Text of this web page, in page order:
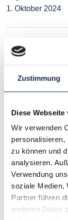
Zustimmung
Diese
Wir verwenden
personalisieren,
zu können und
analysieren.
Verwendung
soziale Medien,
Partner führen
weiteren Daten
1. Oktober 2024
27. August 2024
Artikel
75 Jahre heise